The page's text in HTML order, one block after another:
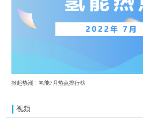
掀起热潮！氢能7月热点排行榜
视频